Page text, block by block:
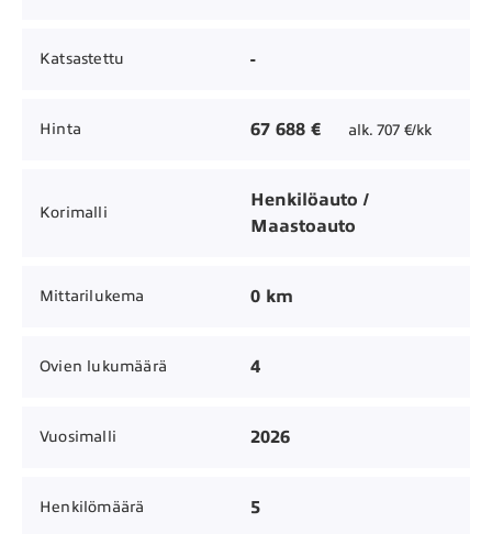
Katsastettu -
Hinta 67 688 € alk. 707 €/kk
Korimalli
Henkilöauto /
Maastoauto
Mittarilukema 0 km
Ovien lukumäärä 4
Vuosimalli 2026
Henkilömäärä 5